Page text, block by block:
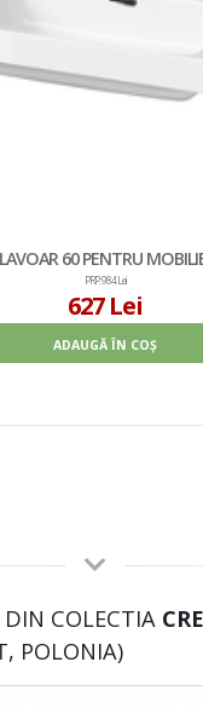
60 PENTRU
PRP: 984 Lei
627 Lei
ADAUGĂ ÎN COȘ
DIN COLECTIA
POLONIA)